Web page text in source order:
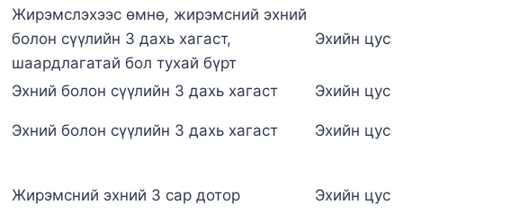
Жирэмслэхээс өмнө, жирэмсний эхний
болон сүүлийн 3 дахь хагаст,
шаардлагатай бол тухай бүрт
Эхийн цус
Эхний болон сүүлийн 3 дахь хагаст Эхийн цус
Эхний болон сүүлийн 3 дахь хагаст Эхийн цус
Жирэмсний эхний 3 сар дотор Эхийн цус